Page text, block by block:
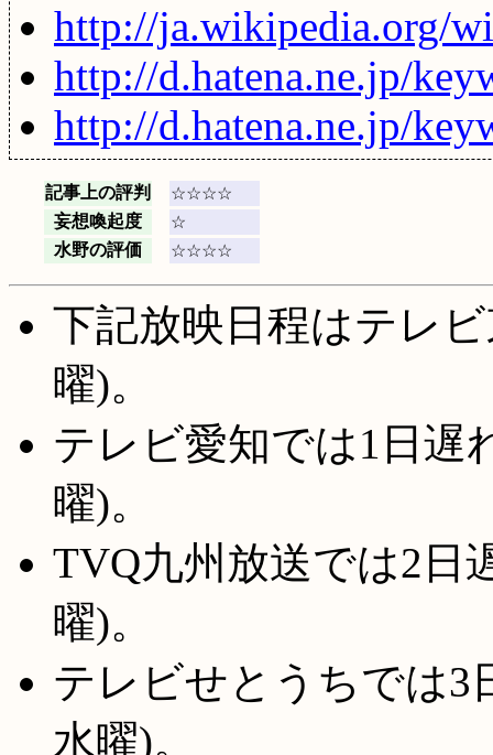
http://ja.wikipedia.org/
http://d.hatena.ne.jp/
http://d.hatena.ne.jp/
記事上の評判
☆☆☆☆
妄想喚起度
☆
水野の評価
☆☆☆☆
下記放映日程はテレ
曜)。
テレビ愛知では1日遅
曜)。
TVQ九州放送では2日
曜)。
テレビせとうちでは3
水曜)。